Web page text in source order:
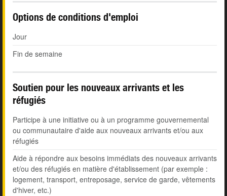
Options de conditions d'emploi
Jour
Fin de semaine
Soutien pour les nouveaux arrivants et les
réfugiés
Participe à une initiative ou à un programme gouvernemental
ou communautaire d'aide aux nouveaux arrivants et/ou aux
réfugiés
Aide à répondre aux besoins immédiats des nouveaux arrivants
et/ou des réfugiés en matière d'établissement (par exemple :
logement, transport, entreposage, service de garde, vêtements
d'hiver, etc.)